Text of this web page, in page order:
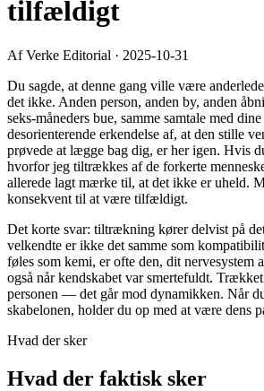
tilfældigt
Af Verke Editorial · 2025-10-31
Du sagde, at denne gang ville være
det ikke. Anden person, anden by, anden
seks-måneders bue, samme samtale med
desorienterende erkendelse af, at den stille
prøvede at lægge bag dig, er her igen. Hvis
hvorfor jeg tiltrækkes af de forkerte
allerede lagt mærke til, at det ikke er uheld.
konsekvent til at være tilfældigt.
Det korte svar: tiltrækning kører delvist på
velkendte er ikke det samme som
føles som kemi, er ofte den, dit nervesystem
også når kendskabet var smertefuldt.
personen — det går mod dynamikken. Når
skabelonen, holder du op med at være dens
Hvad der sker
Hvad der faktisk sker